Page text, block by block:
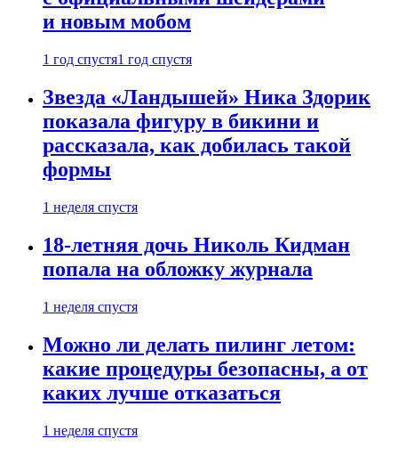
и новым мобом
1 год спустя1 год спустя
Звезда «Ландышей» Ника Здорик
показала фигуру в бикини и
рассказала, как добилась такой
формы
1 неделя спустя
18-летняя дочь Николь Кидман
попала на обложку журнала
1 неделя спустя
Можно ли делать пилинг летом:
какие процедуры безопасны, а от
каких лучше отказаться
1 неделя спустя